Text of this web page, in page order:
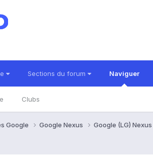
Sections du forum Naviguer
Clubs
Google Google Nexus Google (LG)